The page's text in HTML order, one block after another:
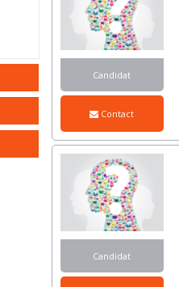
Candidat
Contact
Candidat